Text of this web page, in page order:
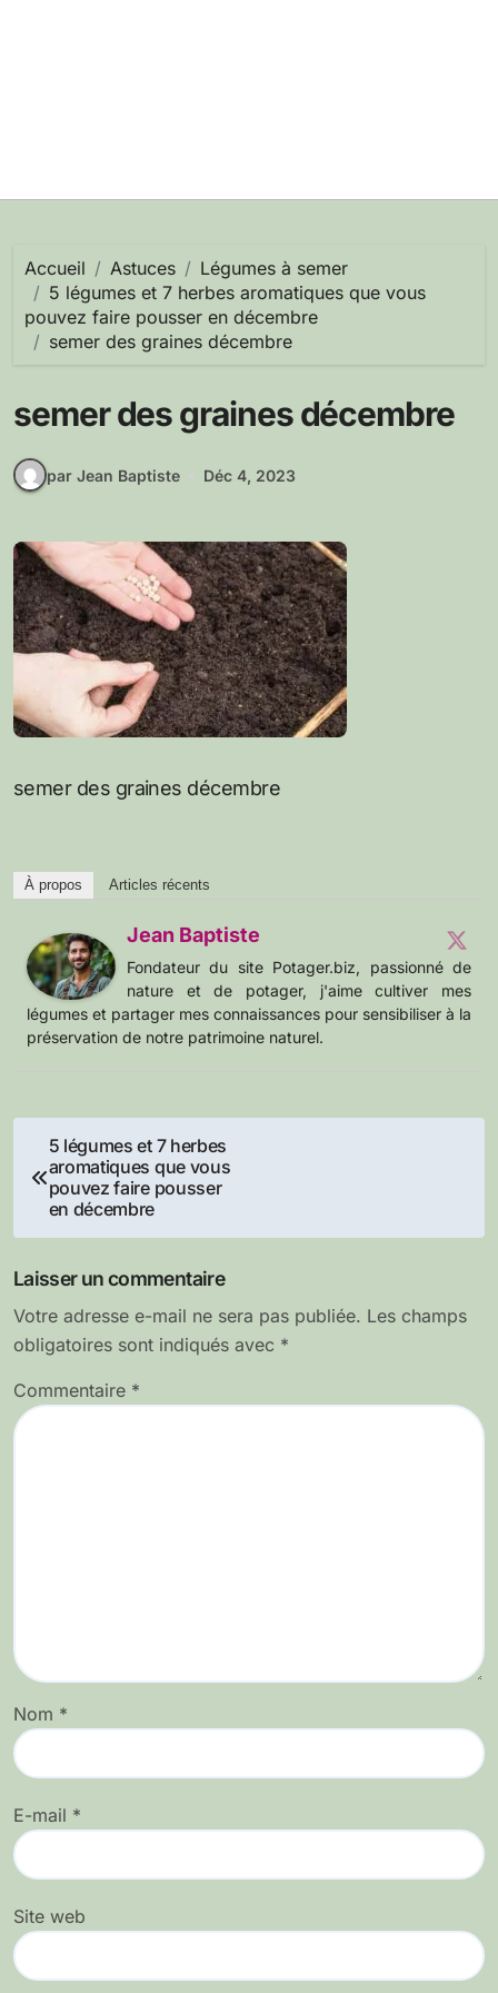
Accueil Astuces
Légumes à semer
5 légumes et 7 herbes aromatiques que vous
pouvez faire pousser en décembre
semer des graines décembre
semer des graines décembre
par Jean Baptiste Déc 4, 2023
semer des graines décembre
À propos Articles récents
Jean Baptiste
Fondateur du site Potager.biz, passionné de
nature et de potager, j'aime cultiver mes
légumes et partager mes connaissances pour sensibiliser à la
préservation de notre patrimoine naturel.
Navigation
de
l’article
5 légumes et 7 herbes
aromatiques que vous
pouvez faire pousser
en décembre
Laisser un commentaire
Votre adresse e-mail ne sera pas publiée. Les champs
obligatoires sont indiqués avec *
Commentaire *
Nom *
E-mail *
Site web